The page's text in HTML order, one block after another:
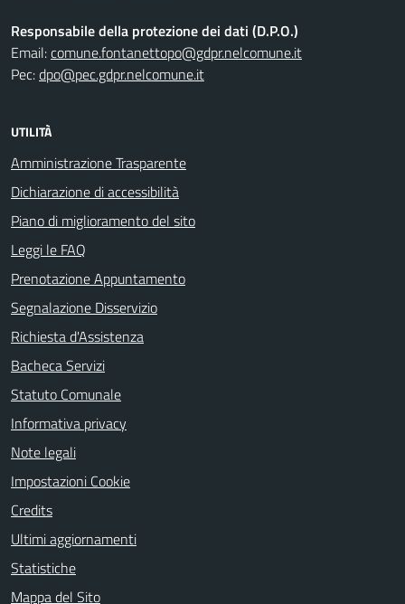
Responsabile della protezione dei dati (D.P.O.)
Email:comune.fontanettopo@gdpr.nelcomune.it
Pec:dpo@pec.gdpr.nelcomune.it
UTILITÀ
Amministrazione Trasparente
Dichiarazione di accessibilità
Piano di miglioramento del sito
Leggi le FAQ
Prenotazione Appuntamento
Segnalazione Disservizio
Richiesta d'Assistenza
Bacheca Servizi
Statuto Comunale
Informativa privacy
Note legali
Impostazioni Cookie
Credits
Ultimi aggiornamenti
Statistiche
Mappa del Sito